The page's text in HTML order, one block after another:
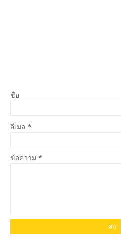
ชื่อ
อีเมล *
ข้อความ *